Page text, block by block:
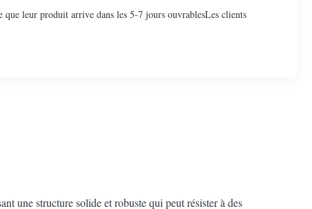
leur produit arrive dans les 5-7 jours ouvrablesLes clients
une structure solide et robuste qui peut résister à des